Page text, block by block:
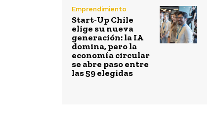
Emprendimiento
Start-Up Chile
elige su nueva
generación: la IA
domina, pero la
economía circular
se abre paso entre
las 59 elegidas